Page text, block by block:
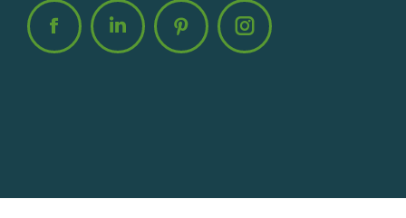
FacebookLinkedinPinterestInstagram